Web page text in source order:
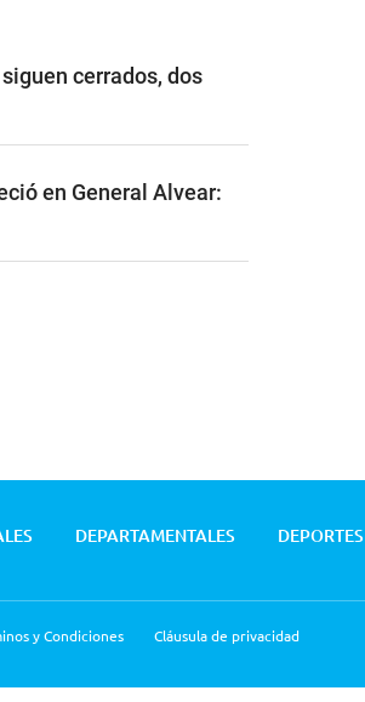
cerrados, dos
en General Alvear:
DEPARTAMENTALES DEPORTES
y Condiciones Cláusula de privacidad